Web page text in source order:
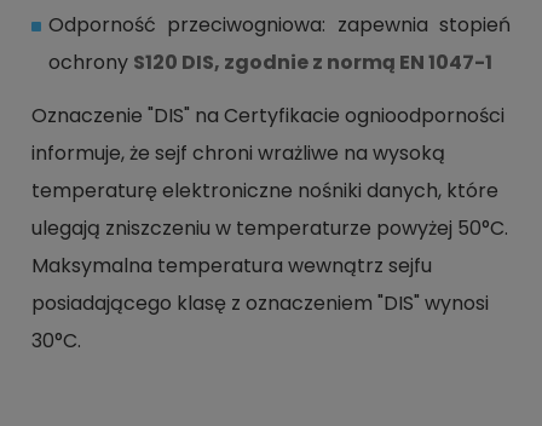
Odporność przeciwogniowa: zapewnia stopień
ochrony S120 DIS, zgodnie z normą EN 1047-1
Oznaczenie "DIS" na Certyfikacie ognioodporności
informuje, że sejf chroni wrażliwe na wysoką
temperaturę elektroniczne nośniki danych, które
ulegają zniszczeniu w temperaturze powyżej 50°C.
Maksymalna temperatura wewnątrz sejfu
posiadającego klasę z oznaczeniem "DIS" wynosi
30°C.